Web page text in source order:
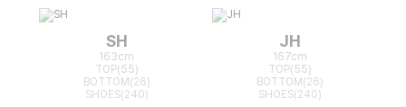
SH
163cm
TOP(55)
BOTTOM(26)
SHOES(240)
JH
167cm
TOP(55)
BOTTOM(26)
SHOES(240)